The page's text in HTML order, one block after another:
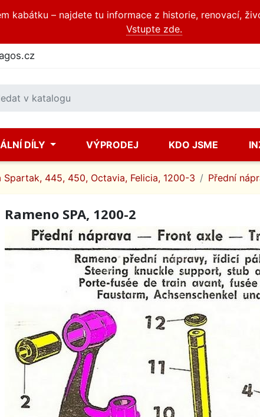
kabátku – najdete tu informace z historie, renovací,
Vstupte zde.
DÍLY VÝPRODEJ KDO JSME
Spartak, 445, 450, Octavia, Felicia, 1200-3 Přední
Rameno SPA, 1200-2